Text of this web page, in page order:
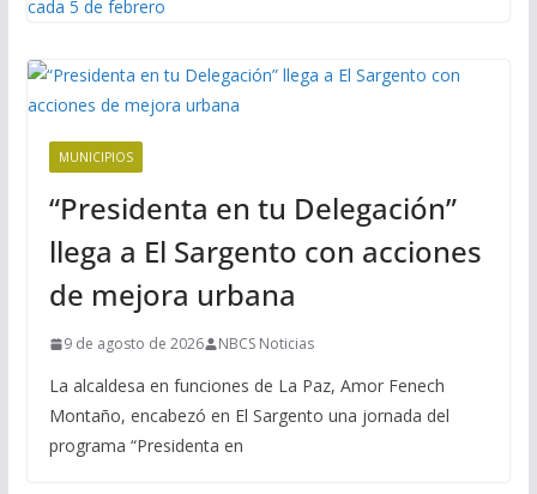
MUNICIPIOS
“Presidenta en tu Delegación”
llega a El Sargento con acciones
de mejora urbana
9 de agosto de 2026 NBCS Noticias
La alcaldesa en funciones de La Paz, Amor Fenech
Montaño, encabezó en El Sargento una jornada del
programa “Presidenta en